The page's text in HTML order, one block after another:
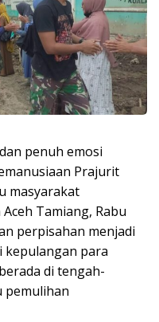
penuh emosi
Prajurit
masyarakat
Tamiang, Rabu
perpisahan menjadi
kepulangan para
di tengah-
pemulihan